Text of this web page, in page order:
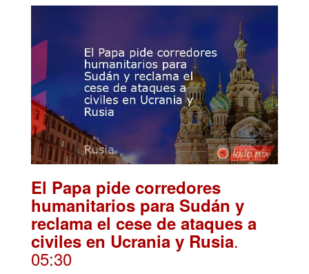
El Papa pide corredores
humanitarios para Sudán y
reclama el cese de ataques a
civiles en Ucrania y Rusia.
05:30